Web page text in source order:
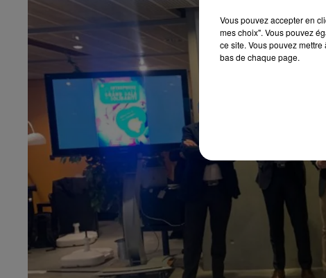
Vous pouvez accepter en
mes choix". Vous pouvez
ce site. Vous pouvez
bas de chaque page.